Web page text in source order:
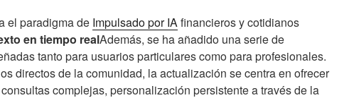
el paradigma de Impulsado por IA financieros y cotidianos
en tiempo realAdemás, se ha añadido una serie de
tanto para usuarios particulares como para profesionales.
directos de la comunidad, la actualización se centra en ofrecer
complejas, personalización persistente a través de la